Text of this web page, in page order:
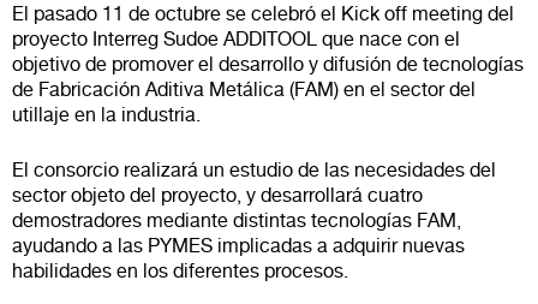
El pasado 11 de octubre se celebró el Kick off meeting del
proyecto Interreg Sudoe ADDITOOL que nace con el
objetivo de promover el desarrollo y difusión de tecnologías
de Fabricación Aditiva Metálica (FAM) en el sector del
utillaje en la industria.
El consorcio realizará un estudio de las necesidades del
sector objeto del proyecto, y desarrollará cuatro
demostradores mediante distintas tecnologías FAM,
ayudando a las PYMES implicadas a adquirir nuevas
habilidades en los diferentes procesos.